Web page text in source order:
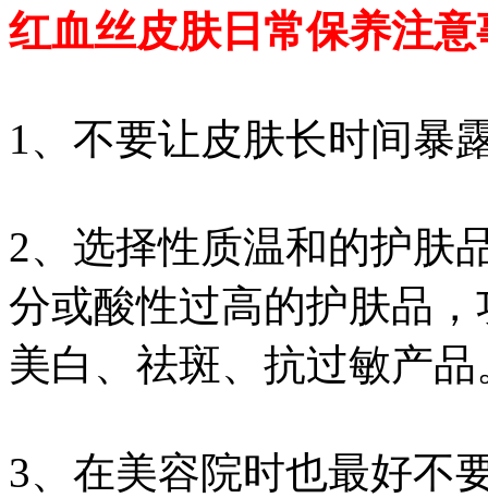
红血丝皮肤日常保养注意
1、不要让皮肤长时间暴
2、选择性质温和的护肤
分或酸性过高的护肤品
美白、祛斑、抗过敏产品
3、在美容院时也最好不